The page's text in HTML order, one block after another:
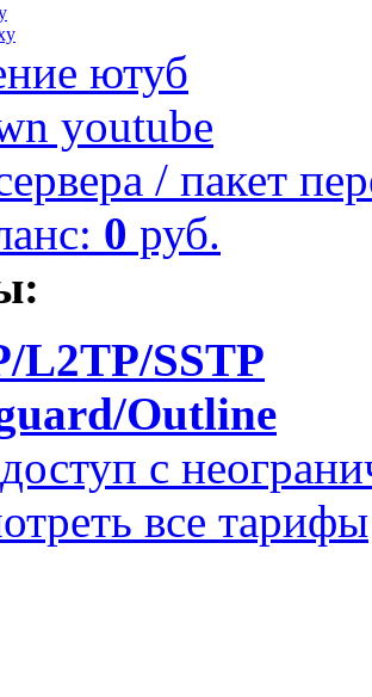
ютуб
youtube
/ пакет
0 руб.
L2TP/SSTP
Outline
с
все тарифы